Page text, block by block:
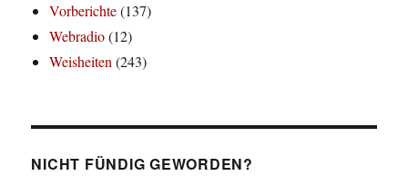
Vorberichte(137)
Webradio(12)
Weisheiten(243)
NICHT FÜNDIG GEWORDEN?